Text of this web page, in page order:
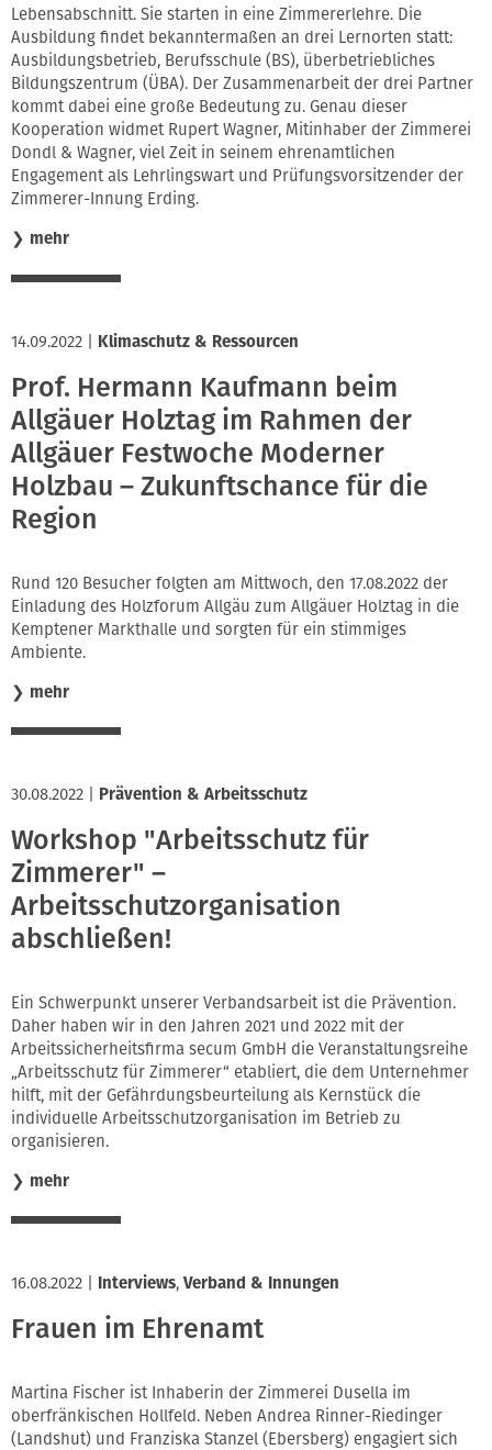
Lebensabschnitt. Sie starten in eine Zimmererlehre. Die
Ausbildung findet bekanntermaßen an drei Lernorten statt:
Ausbildungsbetrieb, Berufsschule (BS), überbetriebliches
Bildungszentrum (ÜBA). Der Zusammenarbeit der drei Partner
kommt dabei eine große Bedeutung zu. Genau dieser
Kooperation widmet Rupert Wagner, Mitinhaber der Zimmerei
Dondl & Wagner, viel Zeit in seinem ehrenamtlichen
Engagement als Lehrlingswart und Prüfungsvorsitzender der
Zimmerer-Innung Erding.
❯ mehr
14.09.2022 Klimaschutz & Ressourcen
Prof. Hermann Kaufmann beim
Allgäuer Holztag im Rahmen der
Allgäuer Festwoche Moderner
Holzbau – Zukunftschance für die
Region
Rund 120 Besucher folgten am Mittwoch, den 17.08.2022 der
Einladung des Holzforum Allgäu zum Allgäuer Holztag in die
Kemptener Markthalle und sorgten für ein stimmiges
Ambiente.
❯ mehr
30.08.2022 Prävention & Arbeitsschutz
Workshop "Arbeitsschutz für
Zimmerer" –
Arbeitsschutzorganisation
abschließen!
Ein Schwerpunkt unserer Verbandsarbeit ist die Prävention.
Daher haben wir in den Jahren 2021 und 2022 mit der
Arbeitssicherheitsfirma secum GmbH die Veranstaltungsreihe
„Arbeitsschutz für Zimmerer“ etabliert, die dem Unternehmer
hilft, mit der Gefährdungsbeurteilung als Kernstück die
individuelle Arbeitsschutzorganisation im Betrieb zu
organisieren.
❯ mehr
16.08.2022 Interviews, Verband & Innungen
Frauen im Ehrenamt
Martina Fischer ist Inhaberin der Zimmerei Dusella im
oberfränkischen Hollfeld. Neben Andrea Rinner-Riedinger
(Landshut) und Franziska Stanzel (Ebersberg) engagiert sich